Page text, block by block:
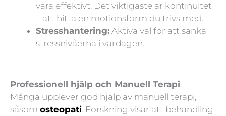
vara effektivt. Det viktigaste är kontinuitet
– att hitta en motionsform du trivs med.
Stresshantering: Aktiva val för att sänka
stressnivåerna i vardagen.
Professionell hjälp och Manuell Terapi
Många upplever god hjälp av manuell terapi,
såsom osteopati. Forskning visar att behandling